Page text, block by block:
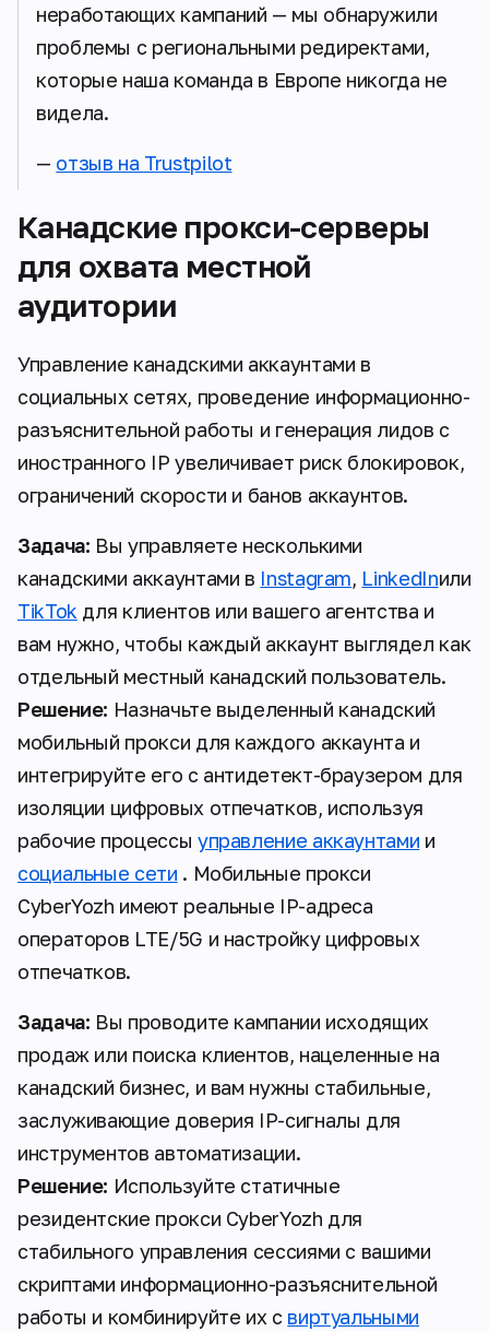
неработающих кампаний — мы обнаружили
проблемы с региональными редиректами,
которые наша команда в Европе никогда не
видела.
— отзыв на Trustpilot
Канадские прокси-серверы
для охвата местной
аудитории
Управление канадскими аккаунтами в
социальных сетях, проведение информационно-
разъяснительной работы и генерация лидов с
иностранного IP увеличивает риск блокировок,
ограничений скорости и банов аккаунтов.
Задача: Вы управляете несколькими
канадскими аккаунтами в Instagram, LinkedInили
TikTok для клиентов или вашего агентства и
вам нужно, чтобы каждый аккаунт выглядел как
отдельный местный канадский пользователь.
Решение: Назначьте выделенный канадский
мобильный прокси для каждого аккаунта и
интегрируйте его с антидетект-браузером для
изоляции цифровых отпечатков, используя
рабочие процессы управление аккаунтами и
социальные сети . Мобильные прокси
CyberYozh имеют реальные IP-адреса
операторов LTE/5G и настройку цифровых
отпечатков.
Задача: Вы проводите кампании исходящих
продаж или поиска клиентов, нацеленные на
канадский бизнес, и вам нужны стабильные,
заслуживающие доверия IP-сигналы для
инструментов автоматизации.
Решение: Используйте статичные
резидентские прокси CyberYozh для
стабильного управления сессиями с вашими
скриптами информационно-разъяснительной
работы и комбинируйте их с виртуальными